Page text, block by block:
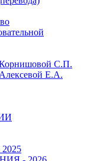
Корнишовой С.П.
Е.А.